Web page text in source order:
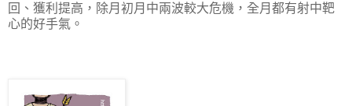
回、獲利提高，除月初月中兩波較大危機，全月都有射中靶
心的好手氣。